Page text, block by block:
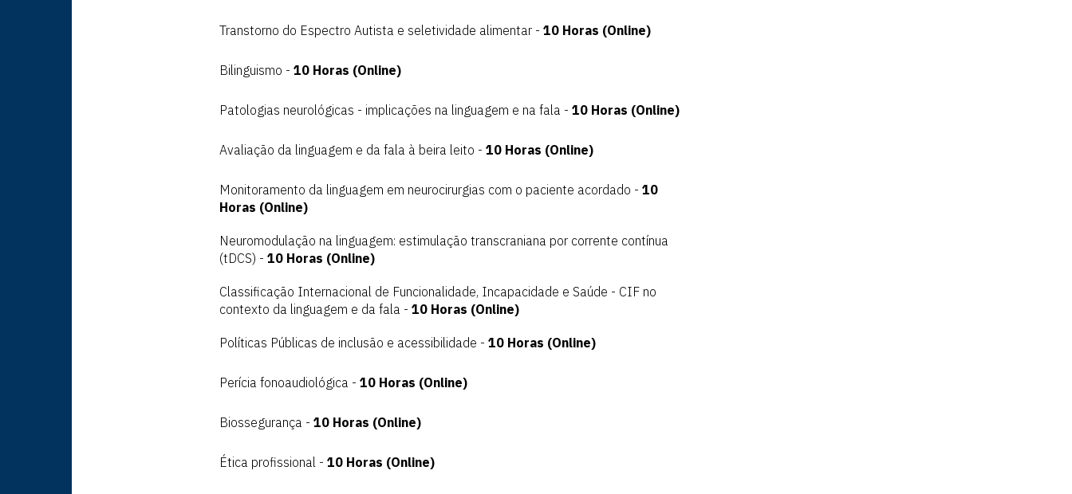
Transtorno do Espectro Autista e seletividade alimentar - 10 Horas (Online)
Bilinguismo - 10 Horas (Online)
Patologias neurológicas - implicações na linguagem e na fala - 10 Horas (Online)
Avaliação da linguagem e da fala à beira leito - 10 Horas (Online)
Monitoramento da linguagem em neurocirurgias com o paciente acordado - 10
Horas (Online)
Neuromodulação na linguagem: estimulação transcraniana por corrente contínua
(tDCS) - 10 Horas (Online)
Classificação Internacional de Funcionalidade, Incapacidade e Saúde - CIF no
contexto da linguagem e da fala - 10 Horas (Online)
Políticas Públicas de inclusão e acessibilidade - 10 Horas (Online)
Perícia fonoaudiológica - 10 Horas (Online)
Biossegurança - 10 Horas (Online)
Ética profissional - 10 Horas (Online)